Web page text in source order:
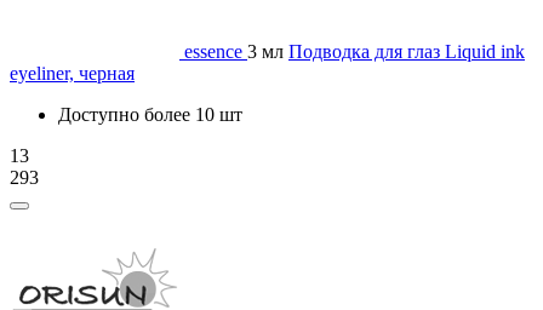
essence 3 мл Подводка для глаз Liquid ink
eyeliner, черная
Доступно более 10 шт
13
293